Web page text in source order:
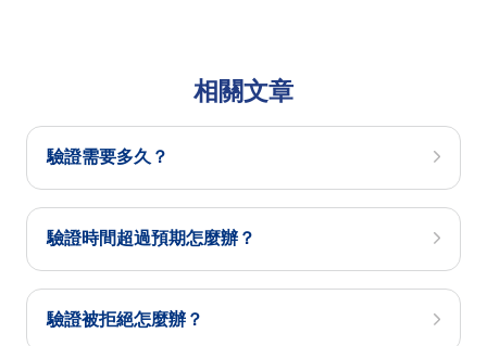
相關文章
驗證需要多久？
驗證時間超過預期怎麼辦？
驗證被拒絕怎麼辦？